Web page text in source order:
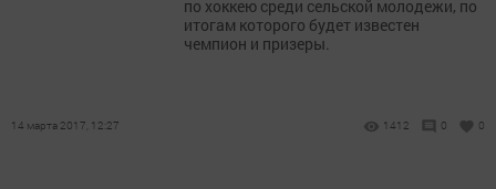
по хоккею среди сельской молодежи, по
итогам которого будет известен
чемпион и призеры.
14 марта 2017, 12:27 1412 0 0